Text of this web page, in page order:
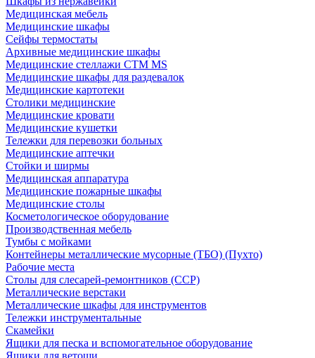
Медицинская мебель
Медицинские шкафы
Сейфы термостаты
Архивные медицинские шкафы
Медицинские стеллажи CTM MS
Медицинские шкафы для раздевалок
Медицинские картотеки
Столики медицинские
Медицинские кровати
Медицинские кушетки
Тележки для перевозки больных
Медицинские аптечки
Стойки и ширмы
Медицинская аппаратура
Медицинские пожарные шкафы
Медицинские столы
Косметологическое оборудование
Производственная мебель
Тумбы с мойками
Контейнеры металлические мусорные (ТБО) (Пухто)
Рабочие места
Столы для слесарей-ремонтников (ССР)
Металлические верстаки
Металлические шкафы для инструментов
Тележки инструментальные
Скамейки
Ящики для песка и вспомогательное оборудование
Ящики для ветоши